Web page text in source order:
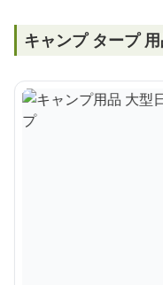
キャンプ タープ